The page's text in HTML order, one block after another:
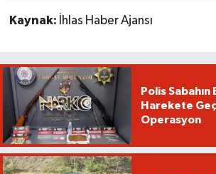
Kaynak: İhlas Haber Ajansı
Polis
Harekete
Operasyon